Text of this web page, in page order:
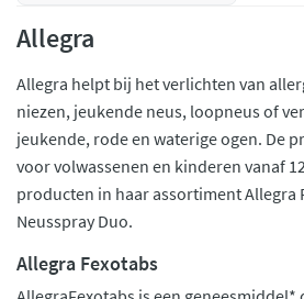
Allegra
Allegra helpt bij het verlichten van
niezen, jeukende neus, loopneus of
jeukende, rode en waterige ogen. De
voor volwassenen en kinderen vanaf
producten in haar assortiment Allegra
Neusspray Duo.
Allegra Fexotabs